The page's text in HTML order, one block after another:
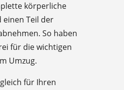
körperliche
einen Teil der
So haben
für die wichtigen
Umzug.
für Ihren